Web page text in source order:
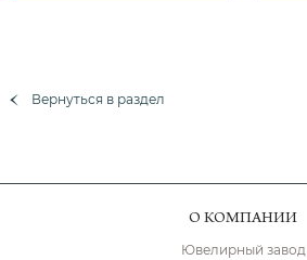
Вернуться в раздел
О КОМПАНИИ
Ювелирный завод